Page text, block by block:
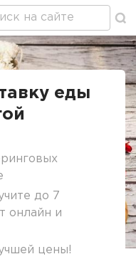
Барнауле
еды
до 7
онлайн и
цены!